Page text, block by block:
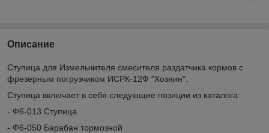
Описание
Ступица для Измельчителя смесителя раздатчика кормов с
фрезерным погрузчиком ИСРК-12Ф "Хозяин".
Ступица включает в себя следующие позиции из каталога:
- Ф6-013 Ступица
- Ф6-050 Барабан тормозной